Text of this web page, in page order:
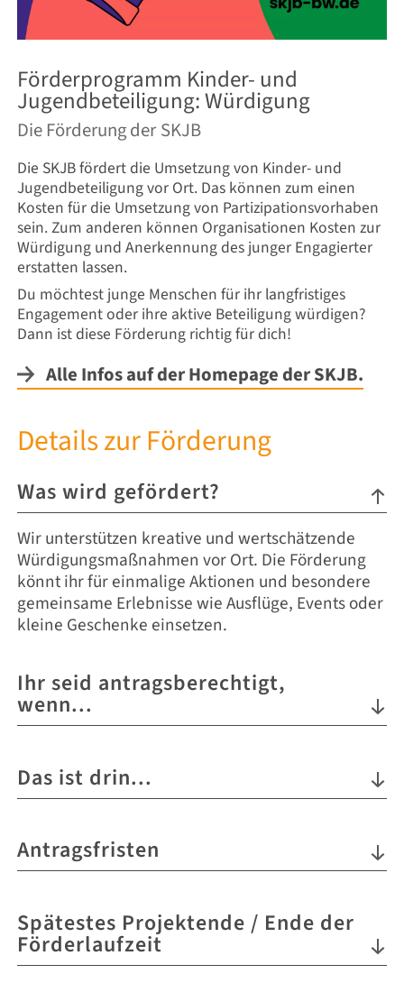
Förderprogramm Kinder- und
Jugendbeteiligung: Würdigung
Die Förderung der SKJB
Die SKJB fördert die Umsetzung von Kinder- und
Jugendbeteiligung vor Ort. Das können zum einen
Kosten für die Umsetzung von Partizipationsvorhaben
sein. Zum anderen können Organisationen Kosten zur
Würdigung und Anerkennung des junger Engagierter
erstatten lassen.
Du möchtest junge Menschen für ihr langfristiges
Engagement oder ihre aktive Beteiligung würdigen?
Dann ist diese Förderung richtig für dich!
Alle Infos auf der Homepage der SKJB.
Details zur Förderung
Was wird gefördert?
Wir unterstützen kreative und wertschätzende
Würdigungsmaßnahmen vor Ort. Die Förderung
könnt ihr für einmalige Aktionen und besondere
gemeinsame Erlebnisse wie Ausflüge, Events oder
kleine Geschenke einsetzen.
Ihr seid antragsberechtigt,
wenn...
Jugendsozialarbeit sowie Jugendinitiativen und
Kommunen können sich bewerben.
Das ist drin...
Förderhöhe: bis zu 450 Euro
Antragsfristen
01.05.2026)
25.05.2026 (Frühestmöglicher Projektbeginn:
01.07.2026)
Spätestes Projektende / Ende der
Förderlaufzeit